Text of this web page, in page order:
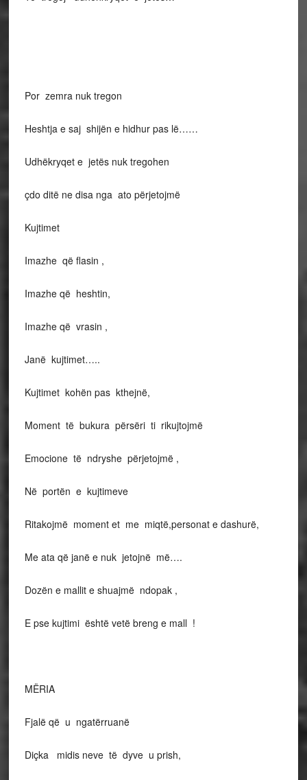
Por zemra nuk tregon
Heshtja e saj shijën e hidhur pas lë……
Udhëkryqet e jetës nuk tregohen
çdo ditë ne disa nga ato përjetojmë
Kujtimet
Imazhe që flasin ,
Imazhe që heshtin,
Imazhe që vrasin ,
Janë kujtimet…..
Kujtimet kohën pas kthejnë,
Moment të bukura përsëri ti rikujtojmë
Emocione të ndryshe përjetojmë ,
Në portën e kujtimeve
Ritakojmë moment et me miqtë,personat e dashurë,
Me ata që janë e nuk jetojnë më….
Dozën e mallit e shuajmë ndopak ,
E pse kujtimi është vetë breng e mall !
MËRIA
Fjalë që u ngatërruanë
Diçka midis neve të dyve u prish,